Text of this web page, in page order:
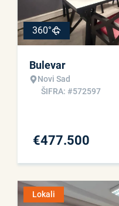
360°
Bulevar
Novi Sad
ŠIFRA: #572597
€477.500
Lokali